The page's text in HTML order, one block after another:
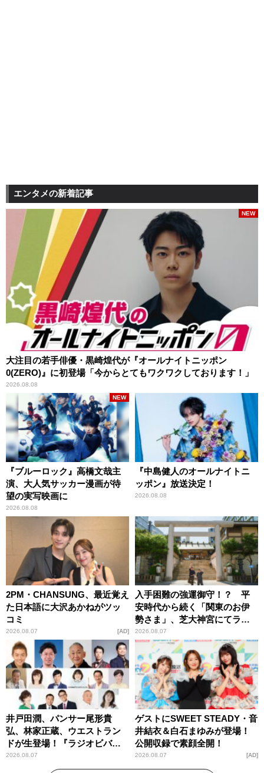
エンタメの新着記事
大注目の若手俳優・黒崎煌代が『オールナイトニッポン
0(ZERO)』に初登場「今からとてもワクワクしております！」
2026.08.08
NEW
『ブルーロック』高橋文哉主
演、大人気サッカー漫画が待
望の実写映画に
2026.08.08
NEW
『中島健人のオールナイトニ
ッポン』放送決定！
2026.08.08
2PM・CHANSUNG、最近覚え
た日本語に大沢あかねがツッ
コミ
2026.08.07 AD
入手困難の強運御守！？ 平
安時代から続く「関東のお伊
勢さま」、芝大神宮にてラン
パンプスが合格祈願！
2026.08.07
井戸田潤、パンサー尾形貴
弘、林家正蔵、ウエストラン
ドが生登場！『ラジオビバリ
ー昼ズ』
2026.08.07
ゲストにSWEET STEADY・音
井結衣＆白石まゆみが登場！
公開収録で素顔全開！
2026.08.07 AD